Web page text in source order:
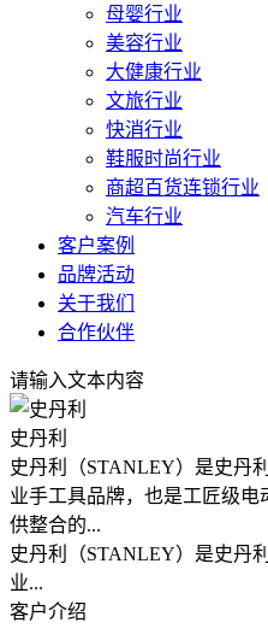
母婴行业
美容行业
大健康行业
文旅行业
快消行业
鞋服时尚行业
商超百货连锁行业
汽车行业
客户案例
品牌活动
关于我们
合作伙伴
请输入文本内容
史丹利
史丹利（STANLEY）是史丹
业手工具品牌，也是工匠级
供整合的...
史丹利（STANLEY）是史丹
业...
客户介绍